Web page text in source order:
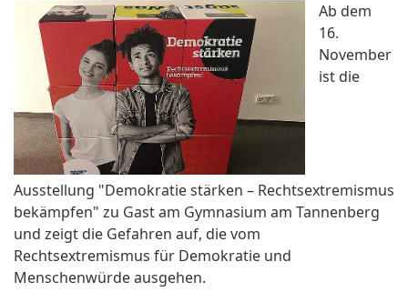
Ab dem
16.
November
ist die
Ausstellung "Demokratie stärken – Rechtsextremismus
bekämpfen" zu Gast am Gymnasium am Tannenberg
und zeigt die Gefahren auf, die vom
Rechtsextremismus für Demokratie und
Menschenwürde ausgehen.